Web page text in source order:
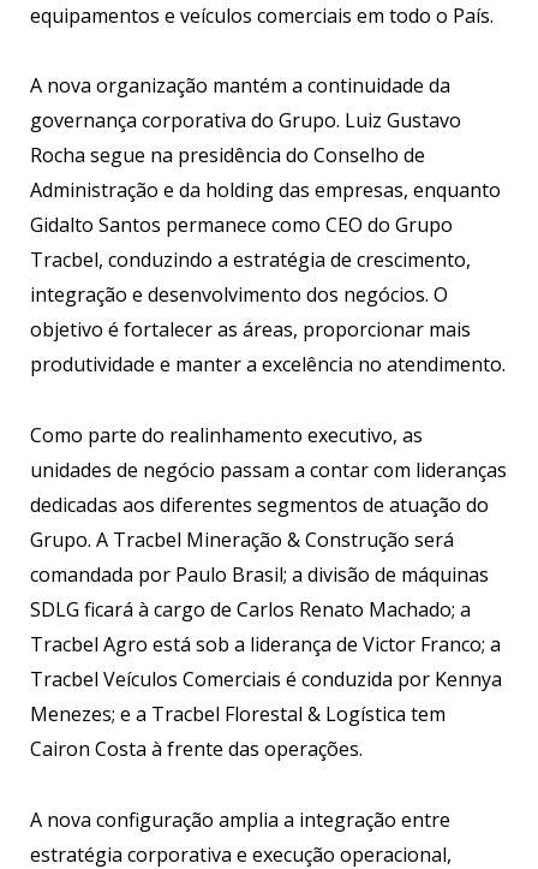
equipamentos e veículos comerciais em todo o País.
A nova organização mantém a continuidade da
governança corporativa do Grupo. Luiz Gustavo
Rocha segue na presidência do Conselho de
Administração e da holding das empresas, enquanto
Gidalto Santos permanece como CEO do Grupo
Tracbel, conduzindo a estratégia de crescimento,
integração e desenvolvimento dos negócios. O
objetivo é fortalecer as áreas, proporcionar mais
produtividade e manter a excelência no atendimento.
Como parte do realinhamento executivo, as
unidades de negócio passam a contar com lideranças
dedicadas aos diferentes segmentos de atuação do
Grupo. A Tracbel Mineração & Construção será
comandada por Paulo Brasil; a divisão de máquinas
SDLG ficará à cargo de Carlos Renato Machado; a
Tracbel Agro está sob a liderança de Victor Franco; a
Tracbel Veículos Comerciais é conduzida por Kennya
Menezes; e a Tracbel Florestal & Logística tem
Cairon Costa à frente das operações.
A nova configuração amplia a integração entre
estratégia corporativa e execução operacional,